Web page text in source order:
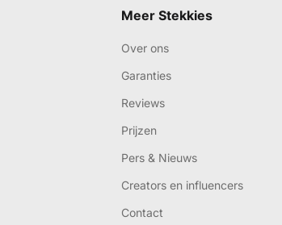
Meer Stekkies
Over ons
Garanties
Reviews
Prijzen
Pers & Nieuws
Creators en influencers
Contact